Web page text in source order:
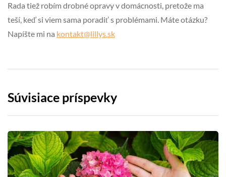
Rada tiež robím drobné opravy v domácnosti, pretože ma
teší, keď si viem sama poradiť s problémami. Máte otázku?
Napíšte mi na kontakt@lillys.sk
Súvisiace príspevky